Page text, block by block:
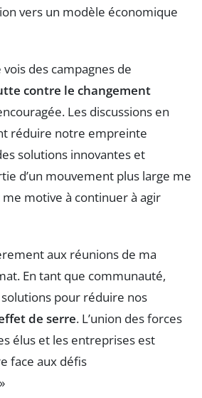
vers un modèle économique
des campagnes de
contre le changement
Les discussions en
réduire notre empreinte
solutions innovantes et
d’un mouvement plus large me
me motive à continuer à agir
aux réunions de ma
En tant que communauté,
pour réduire nos
de serre. L’union des forces
élus et les entreprises est
face aux défis